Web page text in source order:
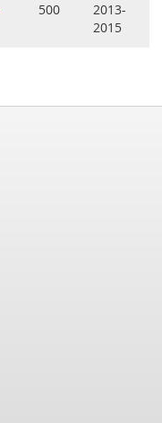
500
2013-
2015